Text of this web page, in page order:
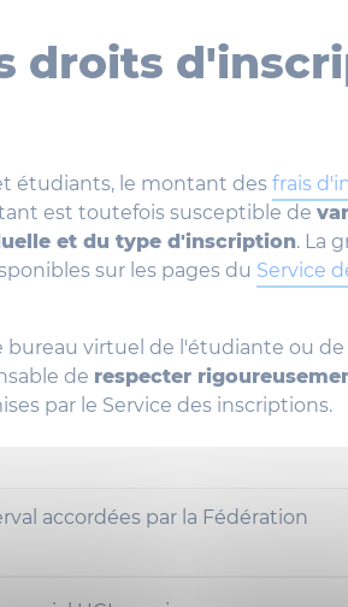
droits
étudiants, le montant des frais
est toutefois susceptible de
et du type d'inscription. La
sur les pages du Service
bureau virtuel de l'étudiante ou
de respecter
par le Service des inscriptions.
accordées par la Fédération